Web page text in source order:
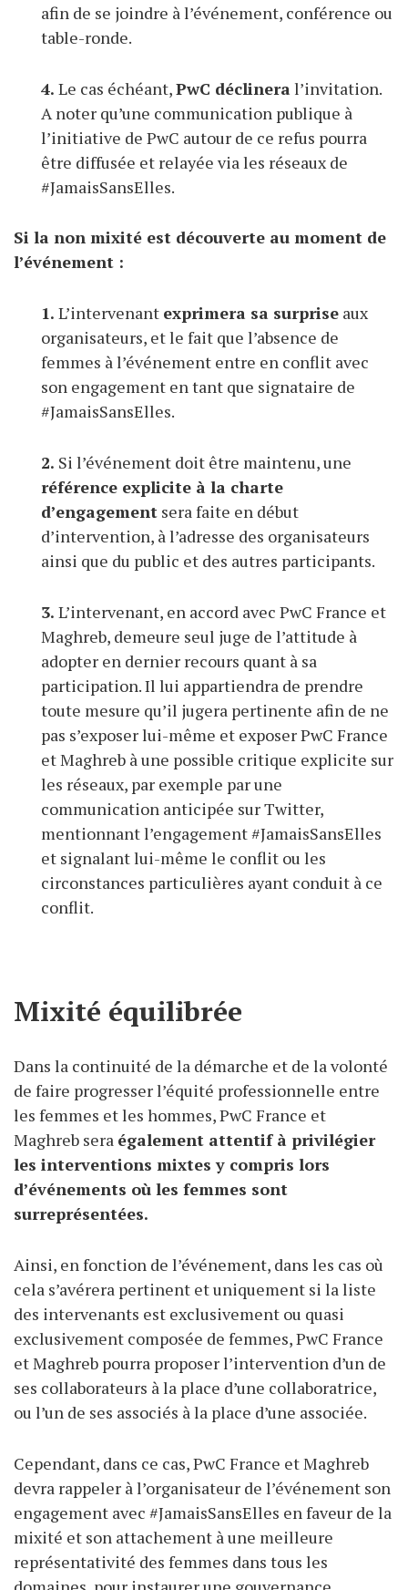
afin de se joindre à l’événement, conférence ou
table-ronde.
4. Le cas échéant,PwC déclinera l’invitation.
A noter qu’une communication publique à
l’initiative de PwC autour de ce refus pourra
être diffusée et relayée via les réseaux de
#JamaisSansElles.
Si la non mixité est découverte au moment de
l’événement :
1. L’intervenant exprimera sa surprise aux
organisateurs, et le fait que l’absence de
femmes à l’événement entre en conflit avec
son engagement en tant que signataire de
#JamaisSansElles.
2. Si l’événement doit être maintenu, une
référence explicite à la charte
d’engagement sera faite en début
d’intervention, à l’adresse des organisateurs
ainsi que du public et des autres participants.
3. L’intervenant, en accord avec PwC France et
Maghreb, demeure seul juge de l’attitude à
adopter en dernier recours quant à sa
participation. Il lui appartiendra de prendre
toute mesure qu’il jugera pertinente afin de ne
pas s’exposer lui-même et exposer PwC France
et Maghreb à une possible critique explicite sur
les réseaux, par exemple par une
communication anticipée sur Twitter,
mentionnant l’engagement #JamaisSansElles
et signalant lui-même le conflit ou les
circonstances particulières ayant conduit à ce
conflit.
Mixité équilibrée
Dans la continuité de la démarche et de la volonté
de faire progresser l’équité professionnelle entre
les femmes et les hommes, PwC France et
Maghreb sera également attentif à privilégier
les interventions mixtes y compris lors
d’événements où les femmes sont
surreprésentées.
Ainsi, en fonction de l’événement, dans les cas où
cela s’avérera pertinent et uniquement si la liste
des intervenants est exclusivement ou quasi
exclusivement composée de femmes, PwC France
et Maghreb pourra proposer l’intervention d’un de
ses collaborateurs à la place d’une collaboratrice,
ou l’un de ses associés à la place d’une associée.
Cependant, dans ce cas, PwC France et Maghreb
devra rappeler à l’organisateur de l’événement son
engagement avec #JamaisSansElles en faveur de la
mixité et son attachement à une meilleure
représentativité des femmes dans tous les